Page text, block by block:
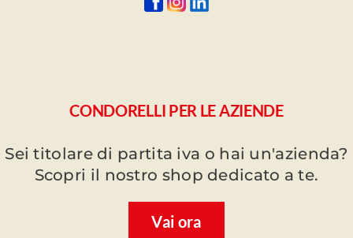
CONDORELLI PER LE AZIENDE
Sei titolare di partita iva o hai un'azienda?
Scopri il nostro shop dedicato a te.
Vai ora